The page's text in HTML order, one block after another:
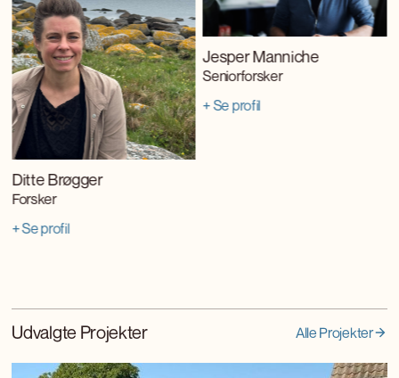
Ditte Brøgger
Forsker
+ Se profil
Jesper Manniche
Seniorforsker
+ Se profil
Udvalgte Projekter Alle Projekter